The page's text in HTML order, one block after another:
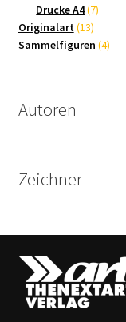
Drucke A4 77
Originalart 1313
Sammelfiguren 44
Autoren
Zeichner